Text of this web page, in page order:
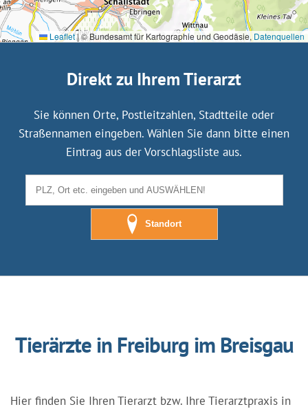
Leaflet|© Bundesamt für Kartographie und Geodäsie, Datenquellen
Direkt zu Ihrem Tierarzt
Sie können Orte, Postleitzahlen, Stadtteile oder
Straßennamen eingeben. Wählen Sie dann bitte einen
Eintrag aus der Vorschlagsliste aus.
Standort
Tierärzte in Freiburg im Breisgau
Hier finden Sie Ihren Tierarzt bzw. Ihre Tierarztpraxis in